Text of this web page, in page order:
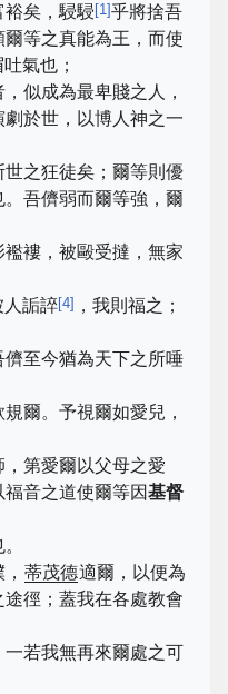
矣，駸駸 [1]乎將捨吾
等之真能為王，而使
吐氣也；
似成為最卑賤之人，
於世，以博人神之一
世之狂徒矣；爾等則優
吾儕弱而爾等強，爾
褸，被毆受撻，無家
人詬誶[4] ，我則福之；
至今猶為天下之所唾
爾。予視爾如愛兒，
第愛爾以父母之愛
音之道使爾等因基督
蒂茂德適爾，以便為
途徑；蓋我在各處教會
若我無再來爾處之可